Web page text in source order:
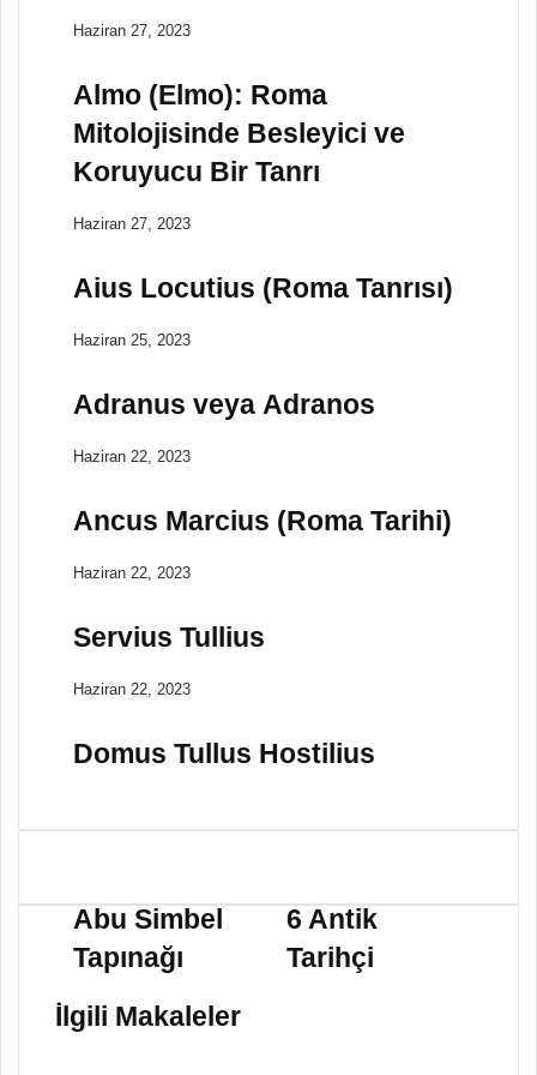
Haziran 27, 2023
Almo (Elmo): Roma
Mitolojisinde Besleyici ve
Koruyucu Bir Tanrı
Haziran 27, 2023
Aius Locutius (Roma Tanrısı)
Haziran 25, 2023
Adranus veya Adranos
Haziran 22, 2023
Ancus Marcius (Roma Tarihi)
Haziran 22, 2023
Servius Tullius
Haziran 22, 2023
Domus Tullus Hostilius
b
u
S
b
Abu Simbel
Tapınağı
A
n
t
6 Antik
Tarihçi
İlgili Makaleler